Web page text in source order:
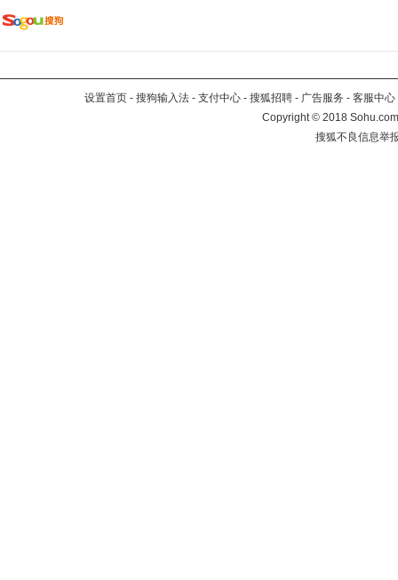
设置首页 - 搜狗输入法 - 支付中心 - 搜狐招聘 - 广告服务 - 客服中心
Copyright©2018
搜狐不良信息举